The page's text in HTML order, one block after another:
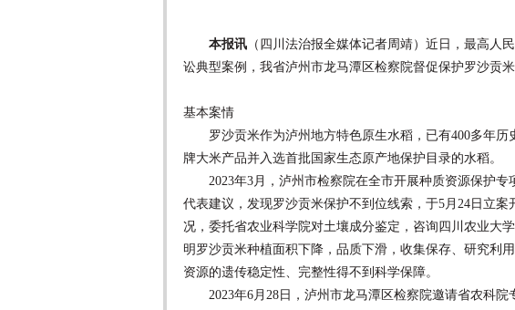
本报讯 （四川法治报全媒体记者周靖）近日，最高人
讼典型案例，我省泸州市龙马潭区检察院督促保护罗沙贡
基本案情
罗沙贡米作为泸州地方特色原生水稻，已有400多年历
牌大米产品并入选首批国家生态原产地保护目录的水稻。
2023年3月，泸州市检察院在全市开展种质资源保护专
代表建议，发现罗沙贡米保护不到位线索，于5月24日立
况，委托省农业科学院对土壤成分鉴定，咨询四川农业大
明罗沙贡米种植面积下降，品质下滑，收集保存、研究利
资源的遗传稳定性、完整性得不到科学保障。
2023年6月28日，泸州市龙马潭区检察院邀请省农科院